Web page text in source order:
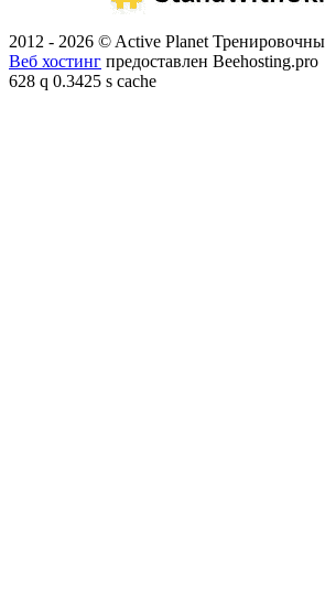
2012 - 2026 © Active Planet
Веб хостинг предоставлен Beehosting.pro
628 q 0.3425 s cache